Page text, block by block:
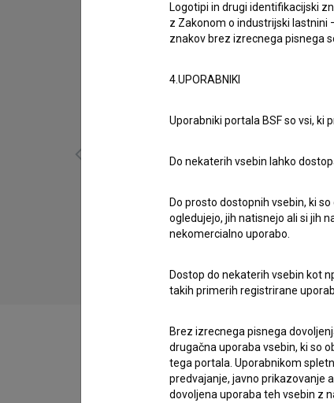
Sužnji (2025)
drama, komedija, socialni
Zasedba
Logotipi in drugi identifikacijski
z Zakonom o industrijski lastnini
znakov brez izrecnega pisnega
4.UPORABNIKI
Uporabniki portala BSF so vsi, ki
Do nekaterih vsebin lahko
Do prosto dostopnih vsebin, ki
ogledujejo, jih natisnejo ali si jih
nekomercialno uporabo.
Dostop do nekaterih vsebin kot
takih primerih registrirane
Brez izrecnega pisnega
drugačna uporaba vsebin, ki so
tega portala. Uporabnikom
predvajanje, javno prikazovanje
dovoljena uporaba teh vsebin z